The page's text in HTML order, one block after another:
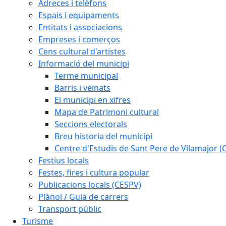
Adreces i telèfons
Espais i equipaments
Entitats i associacions
Empreses i comerços
Cens cultural d'artistes
Informació del municipi
Terme municipal
Barris i veïnats
El municipi en xifres
Mapa de Patrimoni cultural
Seccions electorals
Breu historia del municipi
Centre d'Estudis de Sant Pere de Vilamajor
Festius locals
Festes, fires i cultura popular
Publicacions locals (CESPV)
Plànol / Guia de carrers
Transport públic
Turisme